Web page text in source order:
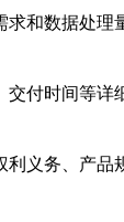
和数据处
付时间等
义务、产